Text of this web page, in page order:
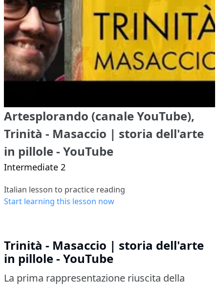
Artesplorando (canale YouTube),
Trinità - Masaccio | storia dell'arte
in pillole - YouTube
Intermediate 2
Italian lesson to practice reading
Start learning this lesson now
Trinità - Masaccio | storia dell'arte
in pillole - YouTube
La prima rappresentazione riuscita della